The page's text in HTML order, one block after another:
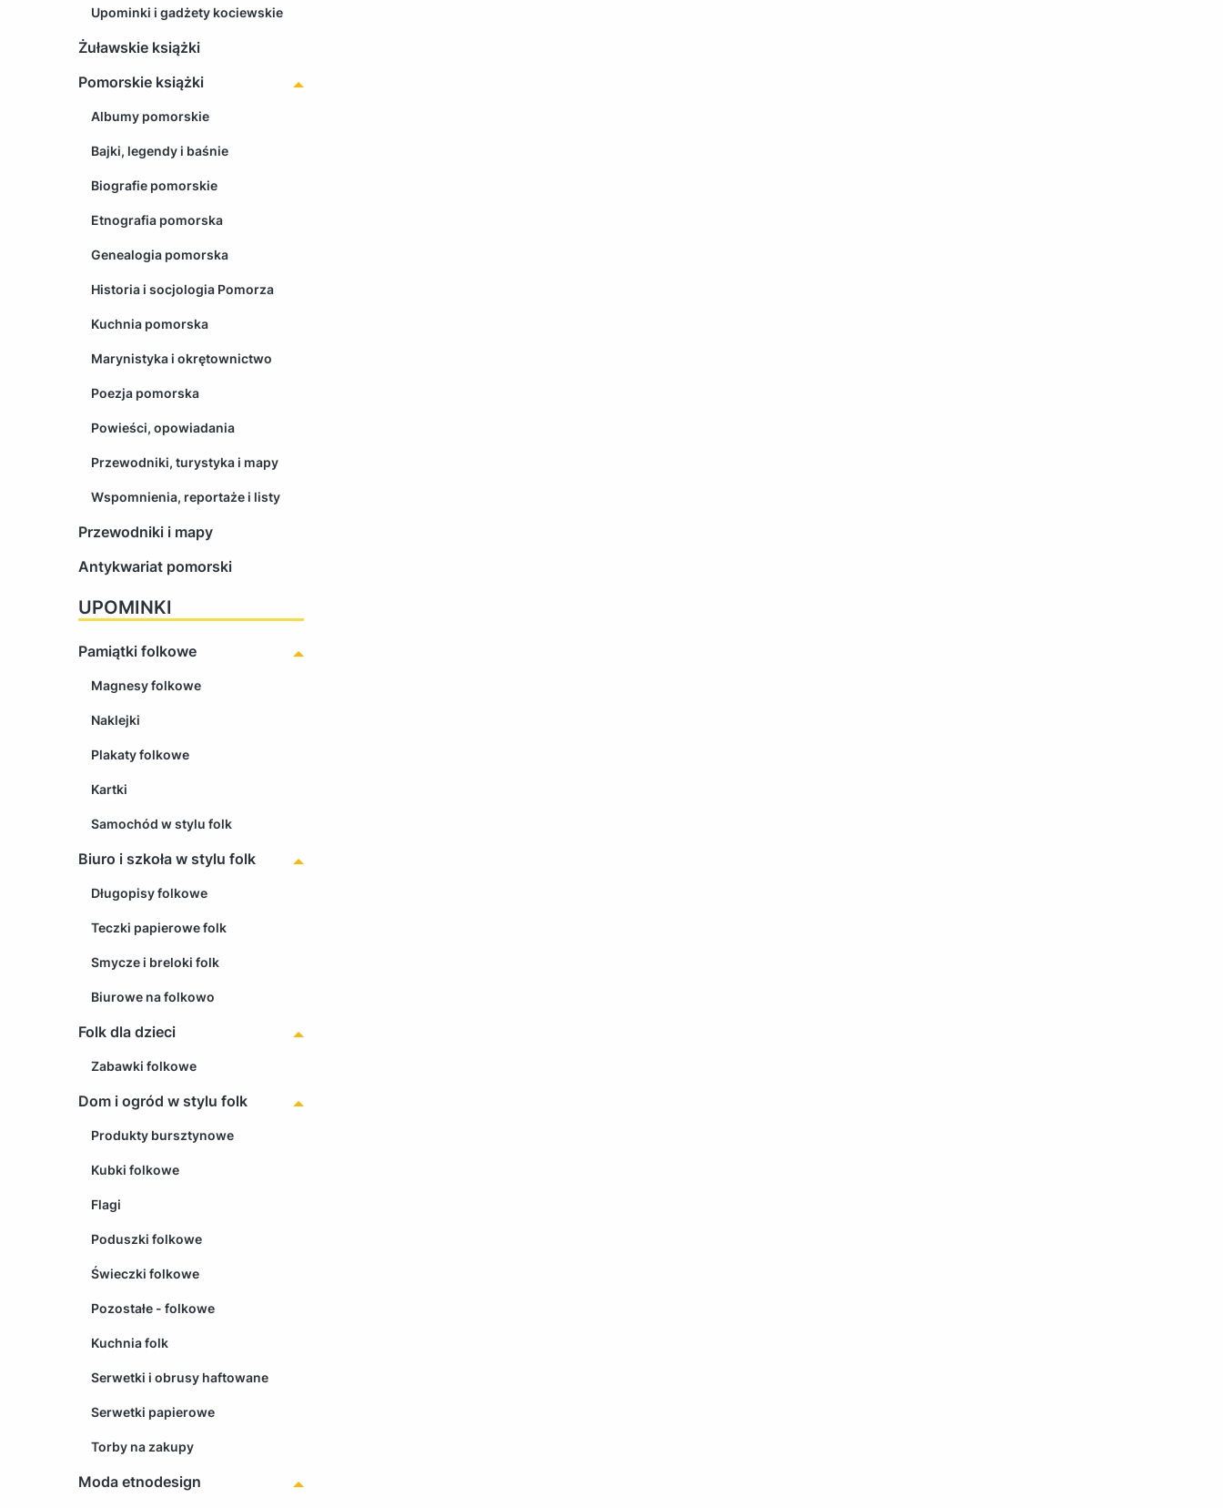
Upominki i gadżety kociewskie
Żuławskie książki
Pomorskie książki
Albumy pomorskie
Bajki, legendy i baśnie
Biografie pomorskie
Etnografia pomorska
Genealogia pomorska
Historia i socjologia Pomorza
Kuchnia pomorska
Marynistyka i okrętownictwo
Poezja pomorska
Powieści, opowiadania
Przewodniki, turystyka i mapy
Wspomnienia, reportaże i listy
Przewodniki i mapy
Antykwariat pomorski
UPOMINKI
Pamiątki folkowe
Magnesy folkowe
Naklejki
Plakaty folkowe
Kartki
Samochód w stylu folk
Biuro i szkoła w stylu folk
Długopisy folkowe
Teczki papierowe folk
Smycze i breloki folk
Biurowe na folkowo
Folk dla dzieci
Zabawki folkowe
Dom i ogród w stylu folk
Produkty bursztynowe
Kubki folkowe
Flagi
Poduszki folkowe
Świeczki folkowe
Pozostałe - folkowe
Kuchnia folk
Serwetki i obrusy haftowane
Serwetki papierowe
Torby na zakupy
Moda etnodesign